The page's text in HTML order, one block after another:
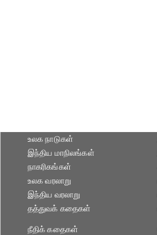
உலக நாடுகள்
இந்திய மாநிலங்கள்
நாகரிகங்கள்
உலக வரலாறு
இந்திய வரலாறு
தத்துவக் கதைகள்
நீதிக் கதைகள்